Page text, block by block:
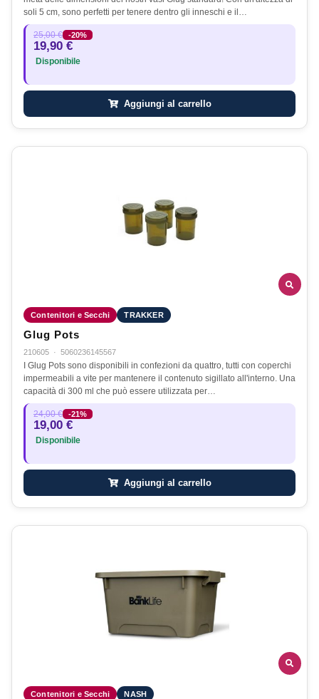
soli 5 cm, sono perfetti per tenere dentro gli inneschi e il…
25,00 € -20%
19,90 €
Disponibile
Aggiungi al carrello
Contenitori e Secchi TRAKKER
Glug Pots
210605 · 5060236145567
I Glug Pots sono disponibili in confezioni da quattro, tutti con coperchi
impermeabili a vite per mantenere il contenuto sigillato all'interno. Una
capacità di 300 ml che può essere utilizzata per…
24,00 € -21%
19,00 €
Disponibile
Aggiungi al carrello
Contenitori e Secchi NASH